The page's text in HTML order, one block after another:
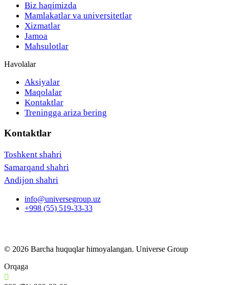
Biz haqimizda
Mamlakatlar va universitetlar
Xizmatlar
Jamoa
Mahsulotlar
Havolalar
Aksiyalar
Maqolalar
Kontaktlar
Treningga ariza bering
Kontaktlar
Toshkent shahri
Samarqand shahri
Andijon shahri
info@universegroup.uz
+998 (55) 519-33-33
© 2026 Barcha huquqlar himoyalangan. Universe Group
Orqaga